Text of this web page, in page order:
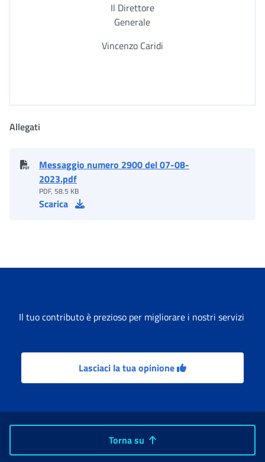
Il Direttore
Generale
Vincenzo Caridi
Allegati
Messaggio numero 2900 del 07-08-
2023.pdf
PDF, 58.5 KB
Scarica
Il tuo contributo è prezioso per migliorare i nostri servizi
Lasciaci la tua opinione
Torna su